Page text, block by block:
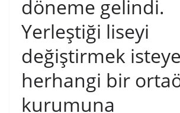
döneme gelindi.
Yerleştiği liseyi
değiştirmek
herhangi bir
kurumuna